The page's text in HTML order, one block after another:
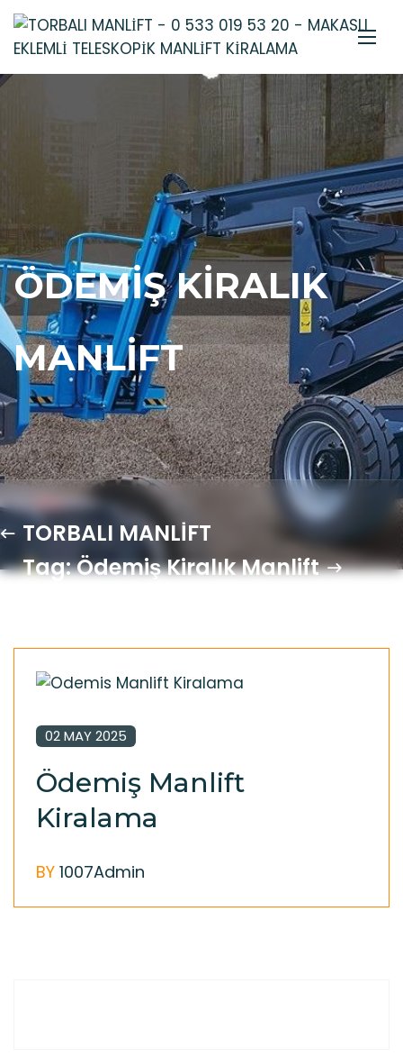
ÖDEMIŞ KIRALIK
MANLIFT
TORBALI MANLİFT
Tag: Ödemiş Kiralık Manlift
02 MAY 2025
Ödemiş Manlift
Kiralama
BY 1007Admin